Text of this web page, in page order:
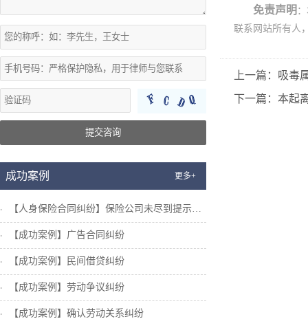
提交咨询
成功案例 更多+
【人身保险合同纠纷】保险公司未尽到提示说...
【成功案例】广告合同纠纷
【成功案例】民间借贷纠纷
【成功案例】劳动争议纠纷
【成功案例】确认劳动关系纠纷
免责声明
联系网站所有人
上一篇：吸毒
下一篇：本起